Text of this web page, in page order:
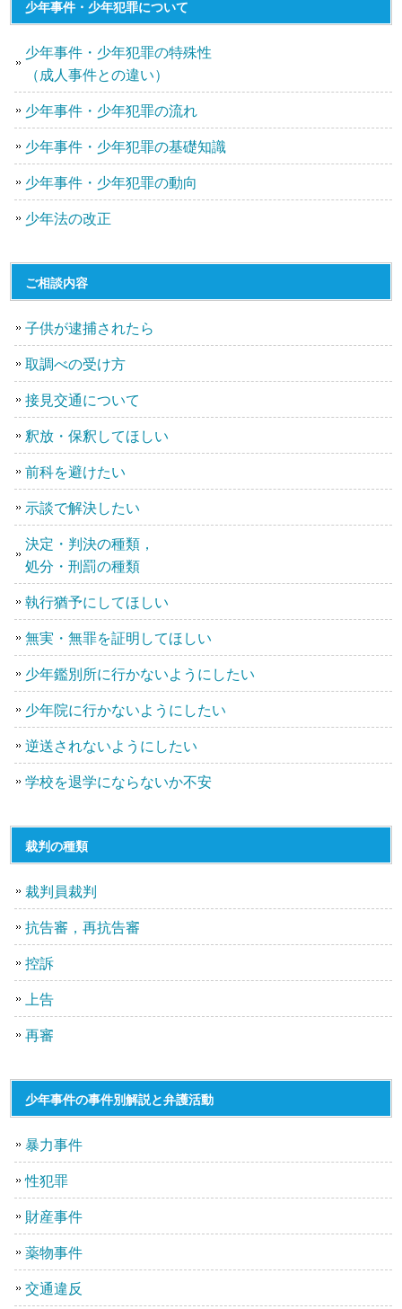
少年事件・少年犯罪について
少年事件・少年犯罪の特殊性
（成人事件との違い）
少年事件・少年犯罪の流れ
少年事件・少年犯罪の基礎知識
少年事件・少年犯罪の動向
少年法の改正
ご相談内容
子供が逮捕されたら
取調べの受け方
接見交通について
釈放・保釈してほしい
前科を避けたい
示談で解決したい
決定・判決の種類，
処分・刑罰の種類
執行猶予にしてほしい
無実・無罪を証明してほしい
少年鑑別所に行かないようにしたい
少年院に行かないようにしたい
逆送されないようにしたい
学校を退学にならないか不安
裁判の種類
裁判員裁判
抗告審，再抗告審
控訴
上告
再審
少年事件の事件別解説と弁護活動
暴力事件
性犯罪
財産事件
薬物事件
交通違反